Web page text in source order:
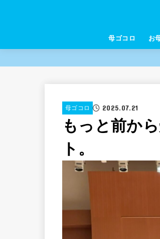
母ゴコロ お
母ゴコロ 2025.07.21
もっと前か
ト。